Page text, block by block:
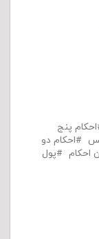
احکام پنج
احکام دو
احکام
پول